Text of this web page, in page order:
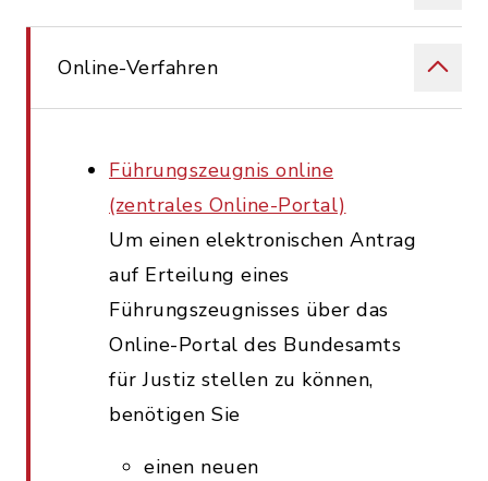
Online-Verfahren
Führungszeugnis online
(zentrales Online-Portal)
Um einen elektronischen Antrag
auf Erteilung eines
Führungszeugnisses über das
Online-Portal des Bundesamts
für Justiz stellen zu können,
benötigen Sie
einen neuen